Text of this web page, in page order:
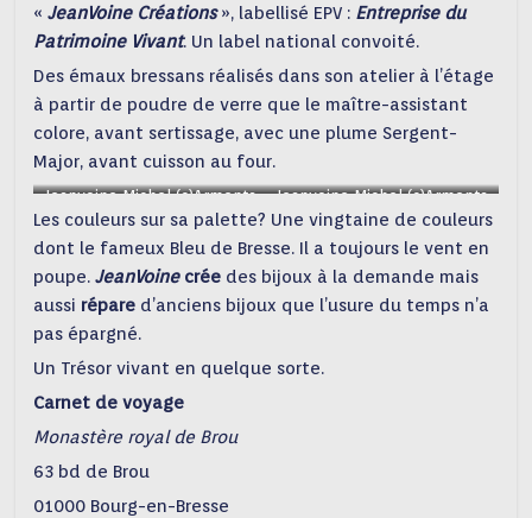
«JeanVoine Créations», labellisé EPV : Entreprise du
Patrimoine Vivant. Un label national convoité.
Des émaux bressans réalisés dans son atelier à l’étage
à partir de poudre de verre que le maître-assistant
colore, avant sertissage, avec une plume Sergent-
Major, avant cuisson au four.
Jeanvoine Michel (c)Armenta Jeanvoine Michel (c)Armenta
Les couleurs sur sa palette? Une vingtaine de couleurs
dont le fameux Bleu de Bresse. Il a toujours le vent en
poupe.JeanVoine crée des bijoux à la demande mais
aussi répare d’anciens bijoux que l’usure du temps n’a
pas épargné.
Un Trésor vivant en quelque sorte.
Carnet de voyage
Monastère royal de Brou
63 bd de Brou
01000 Bourg-en-Bresse